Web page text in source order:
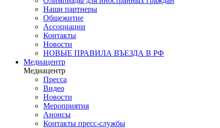
Наши партнеры
Общежитие
Ассоциации
Контакты
Новости
НОВЫЕ ПРАВИЛА ВЪЕЗДА В РФ
Медиацентр
Медиацентр
Пресса
Видео
Новости
Мероприятия
Анонсы
Контакты пресс-службы